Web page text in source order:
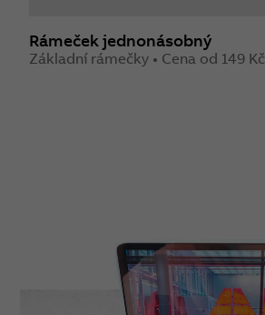
Rámeček jednonásobný
Základní rámečky • Cena od 149 Kč